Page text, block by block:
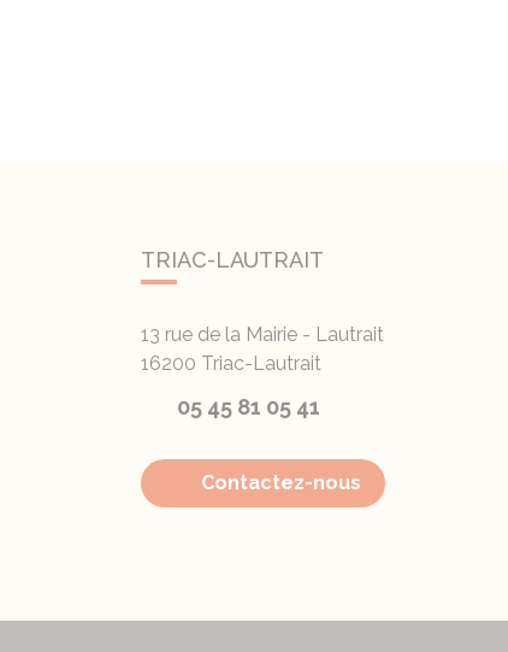
TRIAC-LAUTRAIT
13 rue de la Mairie - Lautrait
16200 Triac-Lautrait
05 45 81 05 41
Contactez-nous